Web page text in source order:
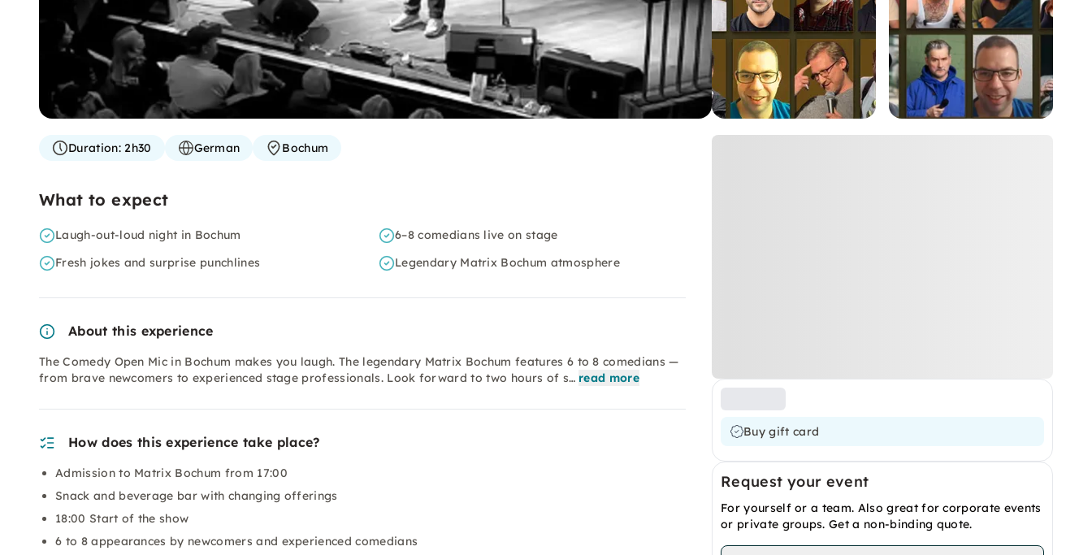
Buy gift card
Request your event
For yourself or a team. Also great for corporate events
or private groups. Get a non-binding quote.
Duration:2h30 German Bochum
What to expect
Laugh-out-loud night in Bochum
6–8 comedians live on stage
Fresh jokes and surprise punchlines
Legendary Matrix Bochum atmosphere
About this experience
The Comedy Open Mic in Bochum makes you laugh. The legendary Matrix Bochum features 6 to 8 comedians —
from brave newcomers to experienced stage professionals. Look forward to two hours of s… read more
How does this experience take place?
Admission to Matrix Bochum from 17:00
Snack and beverage bar with changing offerings
18:00 Start of the show
6 to 8 appearances by newcomers and experienced comedians